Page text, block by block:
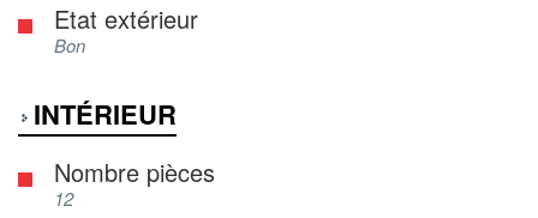
Etat extérieur
Bon
INTÉRIEUR
Nombre pièces
12